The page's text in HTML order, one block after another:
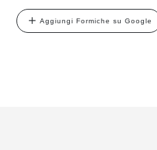
Aggiungi Formiche su Google